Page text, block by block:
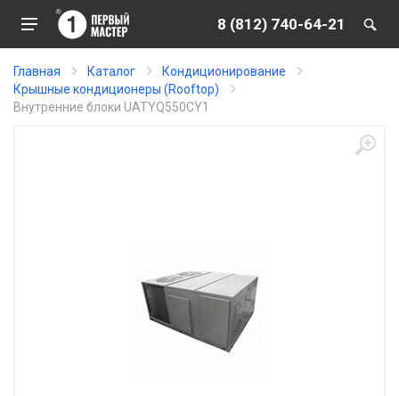
8 (812) 740-64-21
Главная Каталог
Кондиционирование
Крышные кондиционеры (Rooftop)
Внутренние блоки UATYQ550CY1